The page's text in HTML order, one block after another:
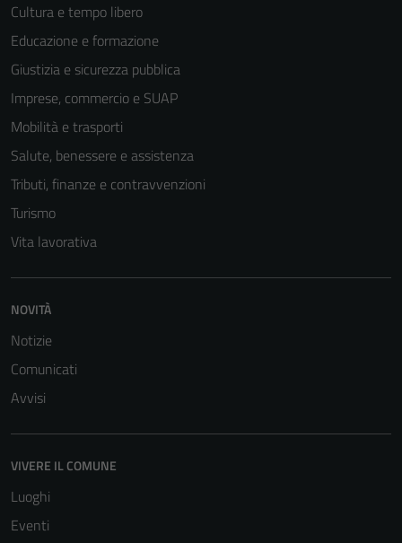
Cultura e tempo libero
Educazione e formazione
Giustizia e sicurezza pubblica
Imprese, commercio e SUAP
Mobilità e trasporti
Salute, benessere e assistenza
Tributi, finanze e contravvenzioni
Turismo
Vita lavorativa
NOVITÀ
Notizie
Comunicati
Avvisi
VIVERE IL COMUNE
Luoghi
Eventi
per il